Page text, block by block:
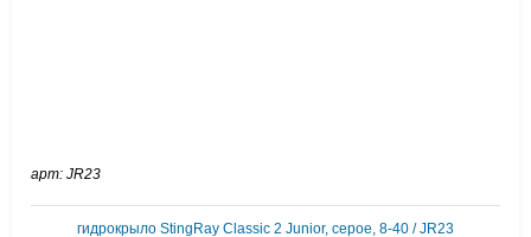
арт: JR23
гидрокрыло StingRay Classic 2 Junior, серое, 8-40 / JR23